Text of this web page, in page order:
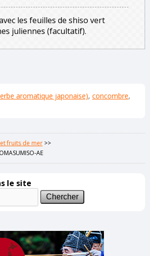
les feuilles de shiso vert
juliennes (facultatif).
aromatique japonaise), concombre,
fruits de mer >>
AE
le site